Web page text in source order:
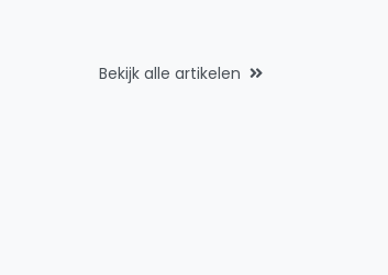
Bekijk alle artikelen